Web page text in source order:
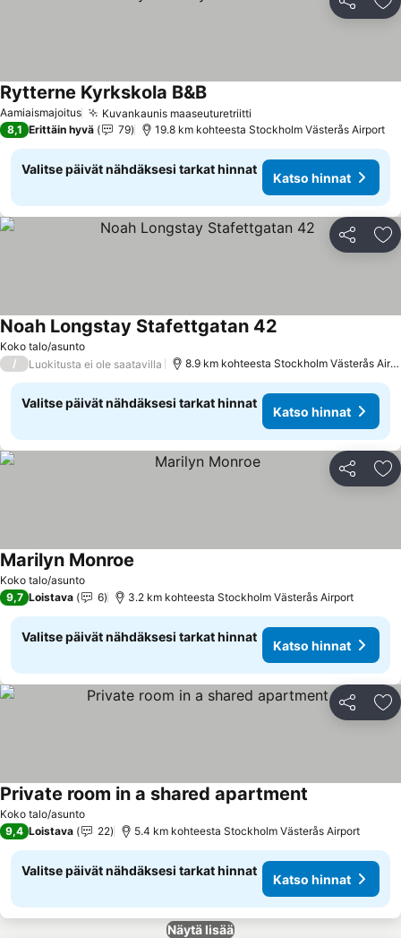
Jaa
Aamiaismajoitus Kuvankaunis maaseuturetriitti
Rytterne Kyrkskola B&BKatso hinnat
8,1 Erittäin hyvä 79 19.8 km kohteesta Stockholm Västerås Airport
Valitse päivät nähdäksesi tarkat hinnat
Katso hinnat
Jaa
Koko talo/asunto
Noah Longstay Stafettgatan 42
/ Luokitusta ei ole saatavilla 8.9 km kohteesta Stockholm Västerås
Valitse päivät nähdäksesi tarkat hinnat
Katso hinnat
Jaa
Koko talo/asunto
Marilyn Monroe
9,7 Loistava 6 3.2 km kohteesta Stockholm Västerås Airport
Valitse päivät nähdäksesi tarkat hinnat
Katso hinnat
Jaa
Koko talo/asunto
Private room in a shared apartment
9,4 Loistava 22 5.4 km kohteesta Stockholm Västerås Airport
Valitse päivät nähdäksesi tarkat hinnat
Katso hinnat
Näytä lisää